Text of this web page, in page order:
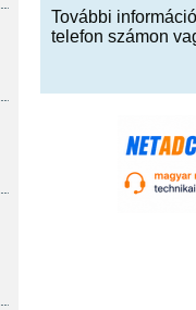
További
telefon számon